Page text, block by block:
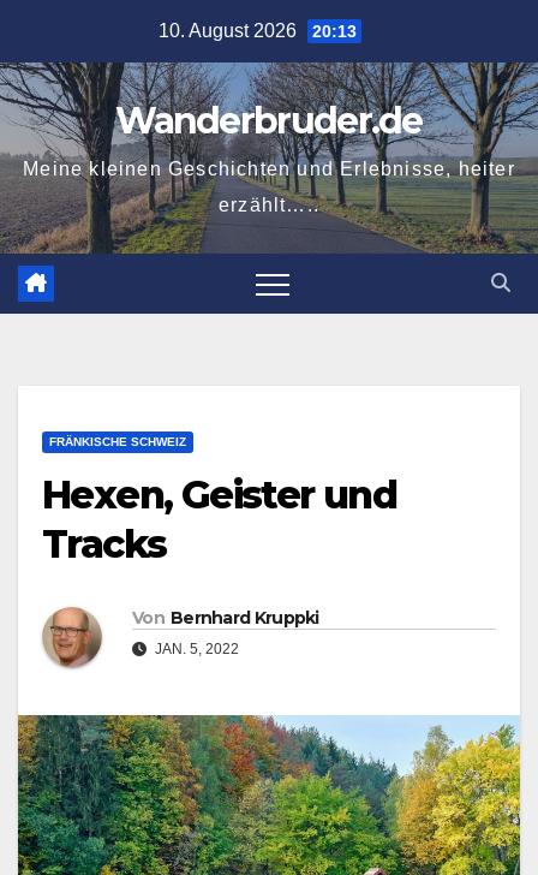
springen
10. August 2026 20:13
Wanderbruder.de
Meine kleinen Geschichten und Erlebnisse, heiter
erzählt…..
FRÄNKISCHE SCHWEIZ
Hexen, Geister und
Tracks
Von Bernhard Kruppki
JAN. 5, 2022